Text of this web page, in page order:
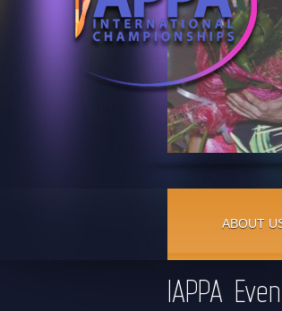
ABOUT
IAPPA